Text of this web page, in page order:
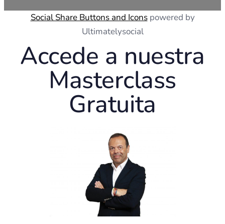
Social Share Buttons and Iconspowered by
Ultimatelysocial
Accede a nuestra
Masterclass
Gratuita